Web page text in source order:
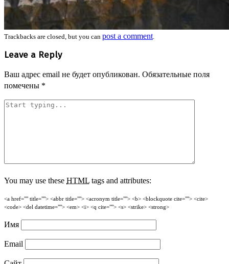
Trackbacks are closed, but you can post a comment.
Leave a Reply
Ваш адрес email не будет опубликован. Обязательные поля
помечены *
You may use these HTML tags and attributes:
<a href="" title=""> <abbr title=""> <acronym title=""> <b> <blockquote cite=""> <cite>
<code> <del datetime=""> <em> <i> <q cite=""> <s> <strike> <strong>
Имя
Email